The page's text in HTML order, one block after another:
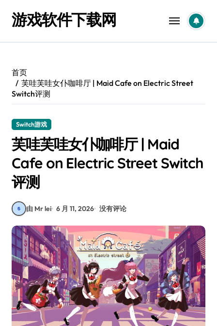
游戏软件下载网
首页
芙哇芙哇女仆咖啡厅 | Maid Cafe on Electric Street
Switch评测
Switch游戏
芙哇芙哇女仆咖啡厅 | Maid
Cafe on Electric Street Switch
评测
由 Mr lei 6 月 11, 2026 没有评论